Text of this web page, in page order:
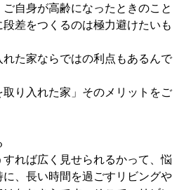
自身が高齢になったときのこと
差をつくるのは極力避けたいも
た家ならではの利点もあるんで
り入れた家」そのメリットをご
れば広く見せられるかって、悩
、長い時間を過ごすリビングや